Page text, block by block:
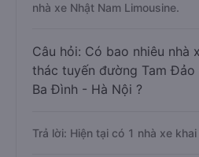
nhà xe Nhật Nam Limousine.
Câu hỏi: Có bao nhiêu nhà
thác tuyến đường Tam Đảo
Ba Đình - Hà Nội ?
Trả lời: Hiện tại có 1 nhà xe